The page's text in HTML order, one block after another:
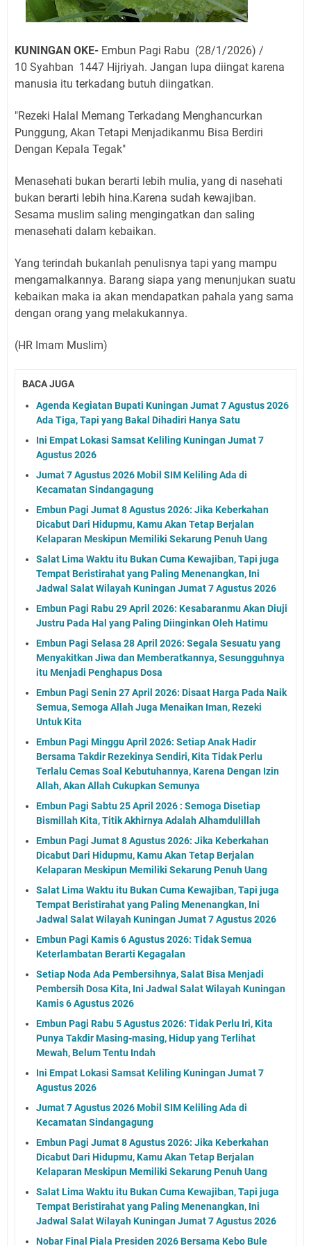
KUNINGAN OKE- Embun Pagi Rabu (28/1/2026) /
10 Syahban 1447 Hijriyah. Jangan lupa diingat karena
manusia itu terkadang butuh diingatkan.
"Rezeki Halal Memang Terkadang Menghancurkan
Punggung, Akan Tetapi Menjadikanmu Bisa Berdiri
Dengan Kepala Tegak"
Menasehati bukan berarti lebih mulia, yang di nasehati
bukan berarti lebih hina.Karena sudah kewajiban.
Sesama muslim saling mengingatkan dan saling
menasehati dalam kebaikan.
Yang terindah bukanlah penulisnya tapi yang mampu
mengamalkannya. Barang siapa yang menunjukan suatu
kebaikan maka ia akan mendapatkan pahala yang sama
dengan orang yang melakukannya.
(HR Imam Muslim)
BACA JUGA
Agenda Kegiatan Bupati Kuningan Jumat 7 Agustus 2026
Ada Tiga, Tapi yang Bakal Dihadiri Hanya Satu
Ini Empat Lokasi Samsat Keliling Kuningan Jumat 7
Agustus 2026
Jumat 7 Agustus 2026 Mobil SIM Keliling Ada di
Kecamatan Sindangagung
Embun Pagi Jumat 8 Agustus 2026: Jika Keberkahan
Dicabut Dari Hidupmu, Kamu Akan Tetap Berjalan
Kelaparan Meskipun Memiliki Sekarung Penuh Uang
Salat Lima Waktu itu Bukan Cuma Kewajiban, Tapi juga
Tempat Beristirahat yang Paling Menenangkan, Ini
Jadwal Salat Wilayah Kuningan Jumat 7 Agustus 2026
Embun Pagi Rabu 29 April 2026: Kesabaranmu Akan Diuji
Justru Pada Hal yang Paling Diinginkan Oleh Hatimu
Embun Pagi Selasa 28 April 2026: Segala Sesuatu yang
Menyakitkan Jiwa dan Memberatkannya, Sesungguhnya
itu Menjadi Penghapus Dosa
Embun Pagi Senin 27 April 2026: Disaat Harga Pada Naik
Semua, Semoga Allah Juga Menaikan Iman, Rezeki
Untuk Kita
Embun Pagi Minggu April 2026: Setiap Anak Hadir
Bersama Takdir Rezekinya Sendiri, Kita Tidak Perlu
Terlalu Cemas Soal Kebutuhannya, Karena Dengan Izin
Allah, Akan Allah Cukupkan Semunya
Embun Pagi Sabtu 25 April 2026 : Semoga Disetiap
Bismillah Kita, Titik Akhirnya Adalah Alhamdulillah
Embun Pagi Jumat 8 Agustus 2026: Jika Keberkahan
Dicabut Dari Hidupmu, Kamu Akan Tetap Berjalan
Kelaparan Meskipun Memiliki Sekarung Penuh Uang
Salat Lima Waktu itu Bukan Cuma Kewajiban, Tapi juga
Tempat Beristirahat yang Paling Menenangkan, Ini
Jadwal Salat Wilayah Kuningan Jumat 7 Agustus 2026
Embun Pagi Kamis 6 Agustus 2026: Tidak Semua
Keterlambatan Berarti Kegagalan
Setiap Noda Ada Pembersihnya, Salat Bisa Menjadi
Pembersih Dosa Kita, Ini Jadwal Salat Wilayah Kuningan
Kamis 6 Agustus 2026
Embun Pagi Rabu 5 Agustus 2026: Tidak Perlu Iri, Kita
Punya Takdir Masing-masing, Hidup yang Terlihat
Mewah, Belum Tentu Indah
Ini Empat Lokasi Samsat Keliling Kuningan Jumat 7
Agustus 2026
Jumat 7 Agustus 2026 Mobil SIM Keliling Ada di
Kecamatan Sindangagung
Embun Pagi Jumat 8 Agustus 2026: Jika Keberkahan
Dicabut Dari Hidupmu, Kamu Akan Tetap Berjalan
Kelaparan Meskipun Memiliki Sekarung Penuh Uang
Salat Lima Waktu itu Bukan Cuma Kewajiban, Tapi juga
Tempat Beristirahat yang Paling Menenangkan, Ini
Jadwal Salat Wilayah Kuningan Jumat 7 Agustus 2026
Nobar Final Piala Presiden 2026 Bersama Kebo Bule